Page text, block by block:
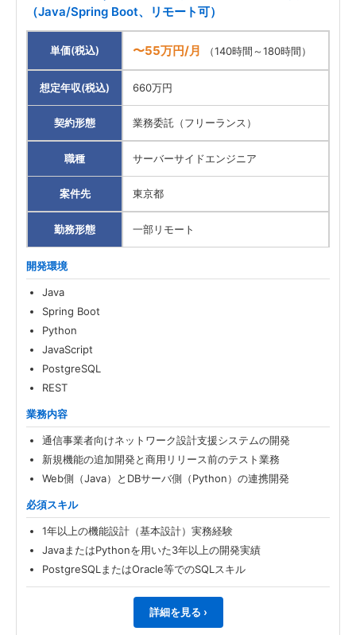
（Java/Spring Boot、リモート可）
単価(税込) 〜55万円/月 （140時間～180時間）
想定年収(税込) 660万円
契約形態 業務委託（フリーランス）
職種 サーバーサイドエンジニア
案件先 東京都
勤務形態 一部リモート
開発環境
Java
Spring Boot
Python
JavaScript
PostgreSQL
REST
業務内容
通信事業者向けネットワーク設計支援システムの開発
新規機能の追加開発と商用リリース前のテスト業務
Web側（Java）とDBサーバ側（Python）の連携開発
必須スキル
1年以上の機能設計（基本設計）実務経験
JavaまたはPythonを用いた3年以上の開発実績
PostgreSQLまたはOracle等でのSQLスキル
詳細を見る ›